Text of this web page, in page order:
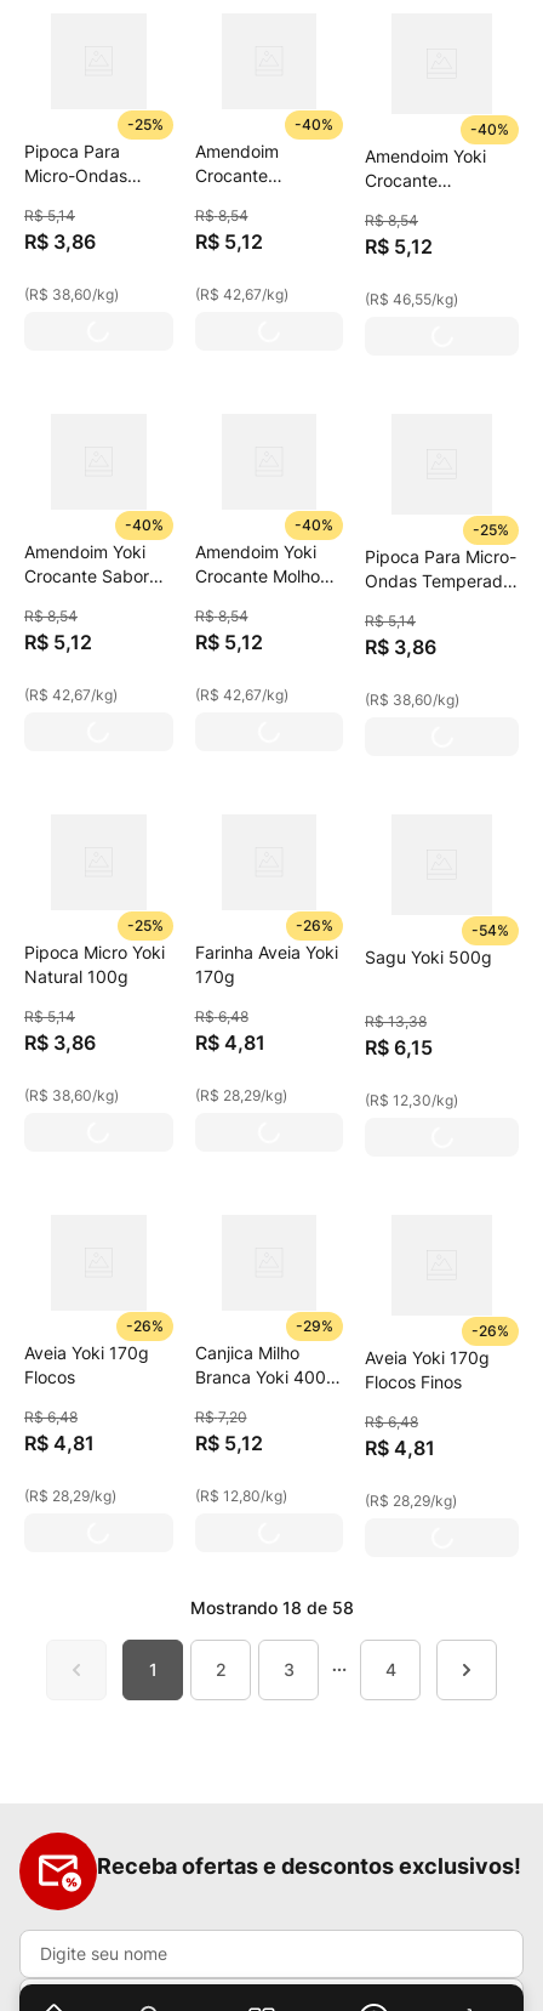
-25%
Pipoca Para
Micro-Ondas
Yoki 100g
R$ 5,14
R$ 3,86
(R$ 38,60/kg)
-40%
Amendoim
Crocante
Salgado Yoki 120g
R$ 8,54
R$ 5,12
(R$ 42,67/kg)
-40%
Amendoim Yoki
Crocante
Limão 110g
R$ 8,54
R$ 5,12
(R$ 46,55/kg)
-40%
Amendoim Yoki
Crocante Sabor
Limão 120g
R$ 8,54
R$ 5,12
(R$ 42,67/kg)
-40%
Amendoim Yoki
Crocante Molho
R$ 8,54
R$ 5,12
(R$ 42,67/kg)
-25%
Pipoca Para Micro-
Ondas Temperada
R$ 5,14
R$ 3,86
(R$ 38,60/kg)
-25%
Pipoca Micro Yoki
Natural 100g
R$ 5,14
R$ 3,86
(R$ 38,60/kg)
-26%
Farinha Aveia Yoki
170g
R$ 6,48
R$ 4,81
(R$ 28,29/kg)
-54%
Sagu Yoki 500g
R$ 13,38
R$ 6,15
(R$ 12,30/kg)
-26%
Aveia Yoki 170g
Flocos
R$ 6,48
R$ 4,81
(R$ 28,29/kg)
-29%
Canjica Milho
Branca Yoki 400g
R$ 7,20
R$ 5,12
(R$ 12,80/kg)
-26%
Aveia Yoki 170g
Flocos Finos
R$ 6,48
R$ 4,81
(R$ 28,29/kg)
Mostrando 18 de 58
1 2 3 4
Receba ofertas e descontos exclusivos!